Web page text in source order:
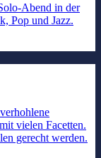
Abend in der
Pop und Jazz.
vielen Facetten.
gerecht werden.